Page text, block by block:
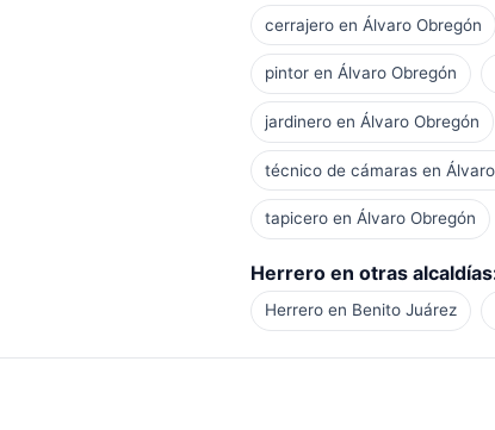
cerrajero en Álvaro Obregón
pintor en Álvaro Obregón
jardinero en Álvaro Obregón
técnico de cámaras en
tapicero en Álvaro Obregón
Herrero en otras
Herrero en Benito Juárez